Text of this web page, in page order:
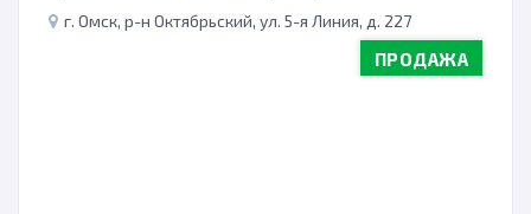
г. Омск, р-н Октябрьский, ул. 5-я Линия, д. 227
ПРОДАЖА